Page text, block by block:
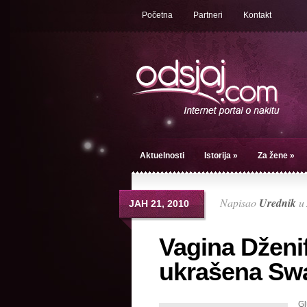
Početna Partneri Kontakt
Aktuelnosti Istorija » Za žene »
ЈАН 21, 2010 Napisao Urednik u
Vagina
ukrašena